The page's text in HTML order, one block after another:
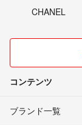
CHANEL
コンテンツ
ブランド一覧